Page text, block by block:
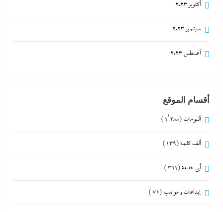
أكتوبر 2023
سبتمبر 2023
أغسطس 2023
أقسام الموقع
ألبومات (1٬255)
ألف كلمة(139)
أي خدمة(361)
إبداعات و مواهب (71)